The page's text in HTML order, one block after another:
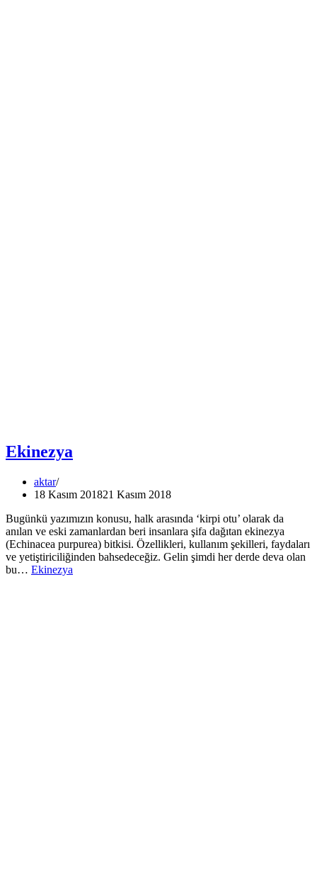
Ekinezya
aktar
18 Kasım 201821 Kasım 2018
Bugünkü yazımızın konusu, halk arasında ‘kirpi otu’ olarak da
anılan ve eski zamanlardan beri insanlara şifa dağıtan ekinezya
(Echinacea purpurea) bitkisi. Özellikleri, kullanım şekilleri, faydaları
ve yetiştiriciliğinden bahsedeceğiz. Gelin şimdi her derde deva olan
bu… Ekinezya